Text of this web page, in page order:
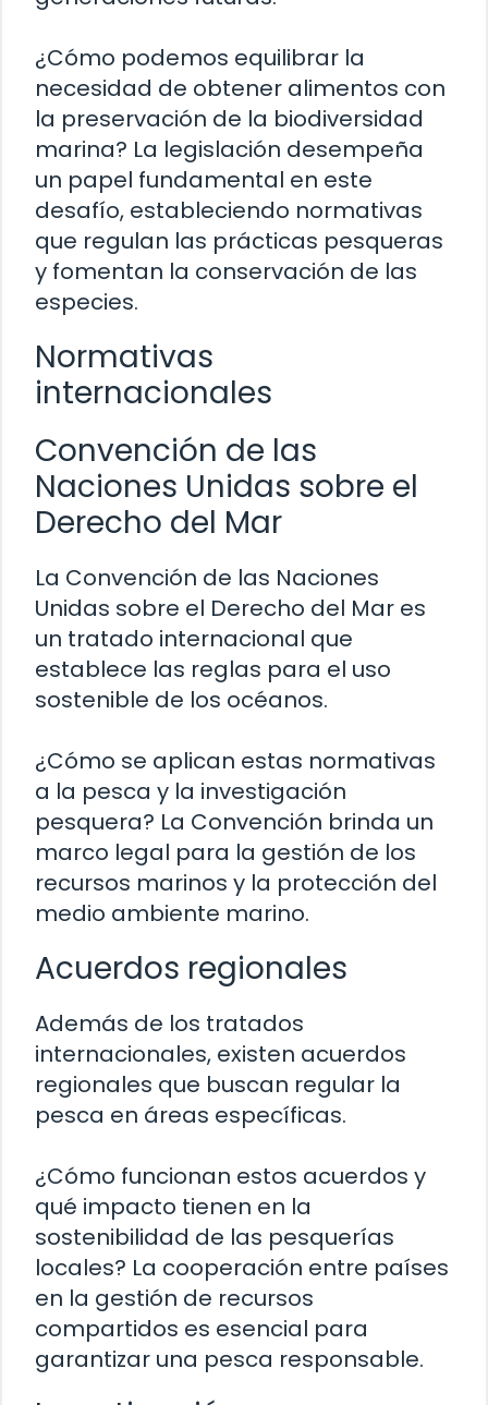
¿Cómo podemos equilibrar la
necesidad de obtener alimentos con
la preservación de la biodiversidad
marina? La legislación desempeña
un papel fundamental en este
desafío, estableciendo normativas
que regulan las prácticas pesqueras
y fomentan la conservación de las
especies.
Normativas
internacionales
Convención de las
Naciones Unidas sobre el
Derecho del Mar
La Convención de las Naciones
Unidas sobre el Derecho del Mar es
un tratado internacional que
establece las reglas para el uso
sostenible de los océanos.
¿Cómo se aplican estas normativas
a la pesca y la investigación
pesquera? La Convención brinda un
marco legal para la gestión de los
recursos marinos y la protección del
medio ambiente marino.
Acuerdos regionales
Además de los tratados
internacionales, existen acuerdos
regionales que buscan regular la
pesca en áreas específicas.
¿Cómo funcionan estos acuerdos y
qué impacto tienen en la
sostenibilidad de las pesquerías
locales? La cooperación entre países
en la gestión de recursos
compartidos es esencial para
garantizar una pesca responsable.